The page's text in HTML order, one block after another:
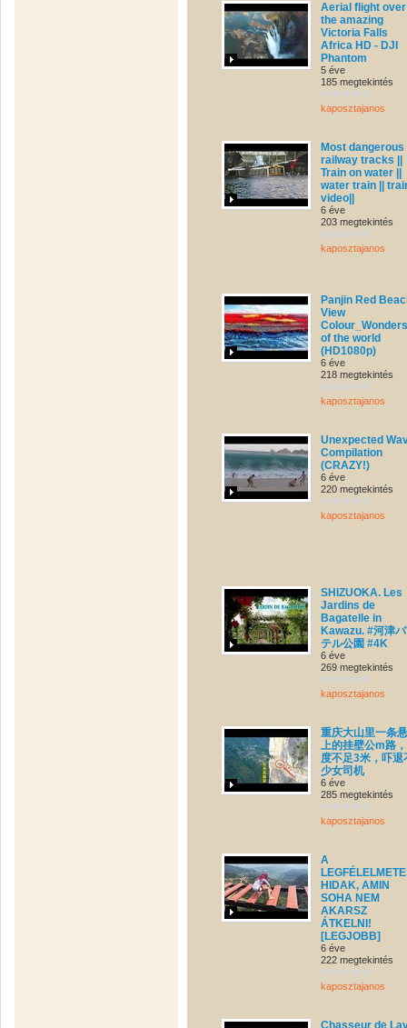
Aerial flight over
the amazing
Victoria Falls
Africa HD - DJI
Phantom
5 éve
185 megtekintés
kaposztajanos
Most dangerous
railway tracks ||
Train on water ||
water train ||
video||
6 éve
203 megtekintés
kaposztajanos
Panjin Red
View
Colour_Wonders
of the world
(HD1080p)
6 éve
218 megtekintés
kaposztajanos
Unexpected
Compilation
(CRAZY!)
6 éve
220 megtekintés
kaposztajanos
SHIZUOKA. Les
Jardins de
Bagatelle in
Kawazu. #河津
テル公園 #4K
6 éve
269 megtekintés
kaposztajanos
重庆大山里一条
上的挂壁公m路
度不足3米，吓退
少女司机
6 éve
285 megtekintés
kaposztajanos
A
HIDAK, AMIN
SOHA NEM
AKARSZ
ÁTKELNI!
[LEGJOBB]
6 éve
222 megtekintés
kaposztajanos
Chasseur de